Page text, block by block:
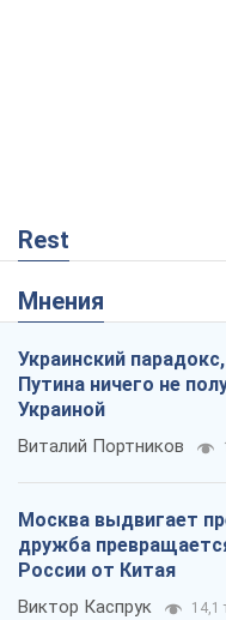
Rest
Мнения
Украинский
Путина ничего не
Украиной
Виталий Портников
Москва выдвигает
дружба
России от Китая
Виктор Каспрук 14,1